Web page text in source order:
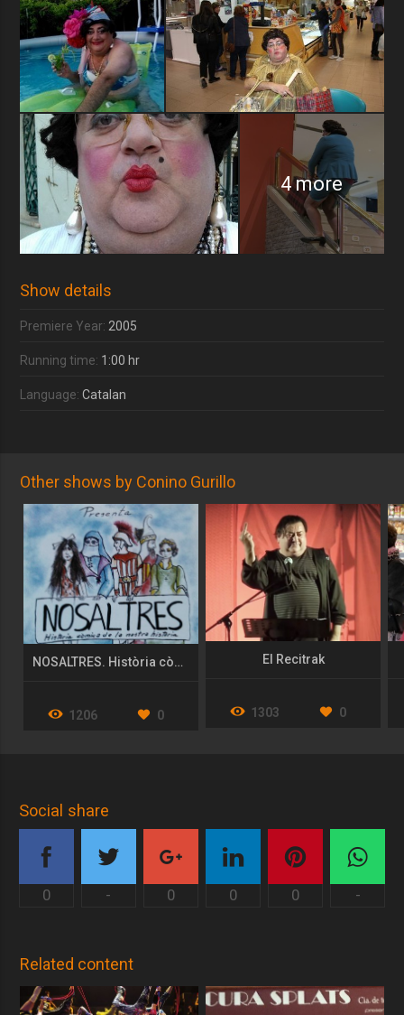
4 more
Show details
Premiere Year: 2005
Running time: 1:00 hr
Language:Catalan
Other shows by Conino Gurillo
NOSALTRES. Història còmica de la nostra història.
1206 0
El Recitrak
1303 0
Social share
0 - 0 0 0 -
Related content